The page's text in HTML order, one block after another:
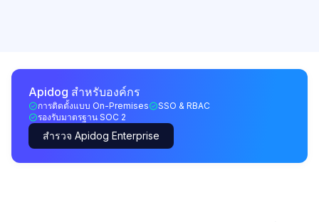
Apidog สำหรับองค์กร
การติดตั้งแบบ On-Premises
SSO & RBAC
รองรับมาตรฐาน SOC 2
สำรวจ Apidog Enterprise